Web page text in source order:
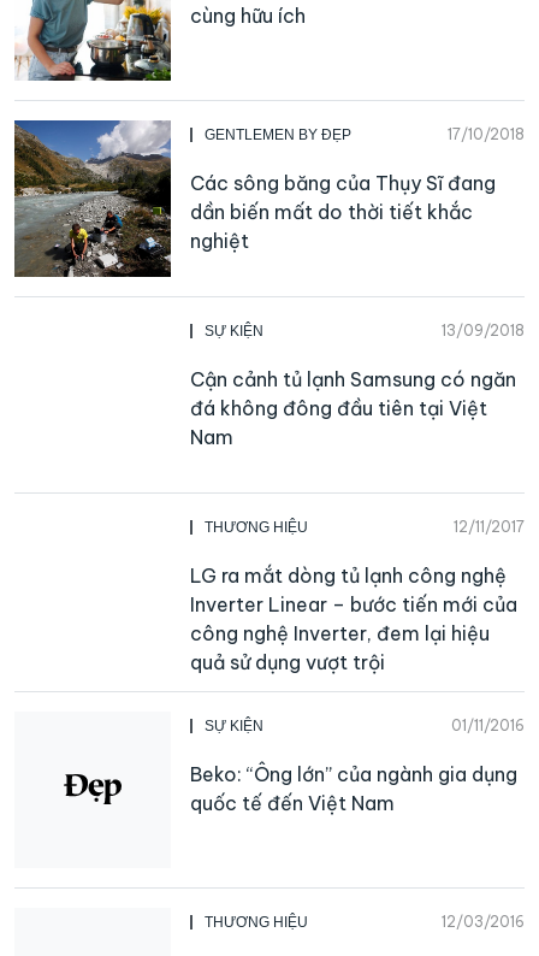
cùng hữu ích
GENTLEMEN BY ĐẸP 17/10/2018
Các sông băng của Thụy Sĩ đang
dần biến mất do thời tiết khắc
nghiệt
SỰ KIỆN 13/09/2018
Cận cảnh tủ lạnh Samsung có ngăn
đá không đông đầu tiên tại Việt
Nam
THƯƠNG HIỆU 12/11/2017
LG ra mắt dòng tủ lạnh công nghệ
Inverter Linear – bước tiến mới của
công nghệ Inverter, đem lại hiệu
quả sử dụng vượt trội
SỰ KIỆN 01/11/2016
Beko: “Ông lớn” của ngành gia dụng
quốc tế đến Việt Nam
THƯƠNG HIỆU 12/03/2016